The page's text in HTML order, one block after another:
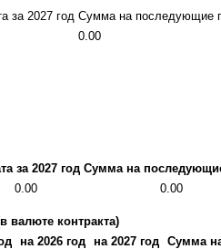
за 2027 год Сумма на последующие
0.00
за 2027 год Сумма на
0.00 0.00
валюте контракта)
на 2026 год на 2027 год Сумма